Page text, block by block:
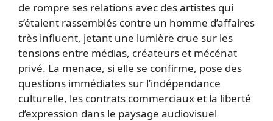
de rompre ses relations avec des artistes qui
s’étaient rassemblés contre un homme d’affaires
très influent, jetant une lumière crue sur les
tensions entre médias, créateurs et mécénat
privé. La menace, si elle se confirme, pose des
questions immédiates sur l’indépendance
culturelle, les contrats commerciaux et la liberté
d’expression dans le paysage audiovisuel